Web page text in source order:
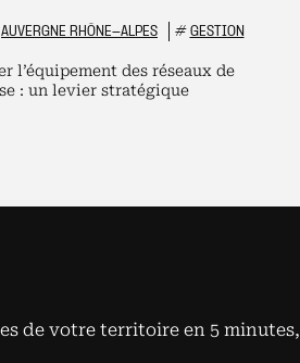
AUVERGNE RHÔNE-ALPES # GESTION
l’équipement des réseaux de
: un levier stratégique
de votre territoire en 5